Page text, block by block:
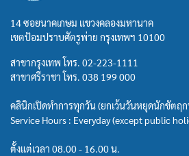
14 ซอยนาคเกษม แขวงคลองมหานาค
เขตป้อมปราบศัตรูพ่าย กรุงเทพฯ 10100
สาขากรุงเทพ โทร. 02-223-1111
สาขาศรีราชา โทร. 038 199 000
คลินิกเปิดทำการทุกวัน (ยกเว้นวันหยุดนักขัตฤ
Service Hours : Everyday (except public
ตั้งแต่เวลา 08.00 - 16.00 น.